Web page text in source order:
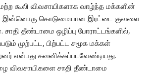
கூலி விவசாயிகளாக வாழ்ந்த மக்களின்
இன்னொரு கொடுமையான இரட்டை குவளை
சாதி தீண்டாமை ஒழிப்பு போராட்டங்களில்,
முற்பட்ட, பிற்பட்ட சமூக மக்கள்
என்பது கவனிக்கப்படவேண்டியது.
விவசாயிகளை சாதி தீண்டாமை